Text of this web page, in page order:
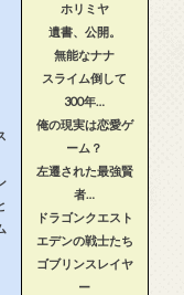
ホリミヤ
遺書、公開。
無能なナナ
スライム倒して
300年…
俺の現実は恋愛ゲ
ーム？
左遷された最強賢
者…
ドラゴンクエスト
エデンの戦士たち
ゴブリンスレイヤ
ー